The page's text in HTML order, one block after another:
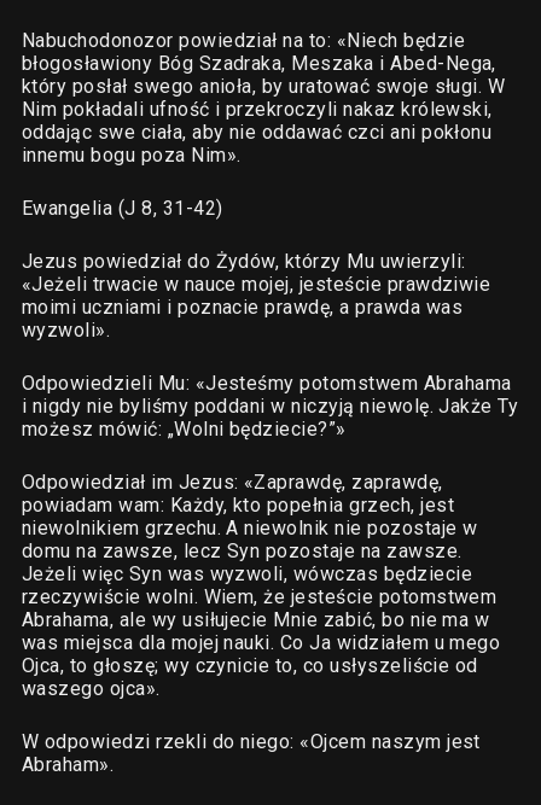
Nabuchodonozor powiedział na to: «Niech będzie
błogosławiony Bóg Szadraka, Meszaka i Abed-Nega,
który posłał swego anioła, by uratować swoje sługi. W
Nim pokładali ufność i przekroczyli nakaz królewski,
oddając swe ciała, aby nie oddawać czci ani pokłonu
innemu bogu poza Nim».
Ewangelia (J 8, 31-42)
Jezus powiedział do Żydów, którzy Mu uwierzyli:
«Jeżeli trwacie w nauce mojej, jesteście prawdziwie
moimi uczniami i poznacie prawdę, a prawda was
wyzwoli».
Odpowiedzieli Mu: «Jesteśmy potomstwem Abrahama
i nigdy nie byliśmy poddani w niczyją niewolę. Jakże Ty
możesz mówić: „Wolni będziecie?”»
Odpowiedział im Jezus: «Zaprawdę, zaprawdę,
powiadam wam: Każdy, kto popełnia grzech, jest
niewolnikiem grzechu. A niewolnik nie pozostaje w
domu na zawsze, lecz Syn pozostaje na zawsze.
Jeżeli więc Syn was wyzwoli, wówczas będziecie
rzeczywiście wolni. Wiem, że jesteście potomstwem
Abrahama, ale wy usiłujecie Mnie zabić, bo nie ma w
was miejsca dla mojej nauki. Co Ja widziałem u mego
Ojca, to głoszę; wy czynicie to, co usłyszeliście od
waszego ojca».
W odpowiedzi rzekli do niego: «Ojcem naszym jest
Abraham».